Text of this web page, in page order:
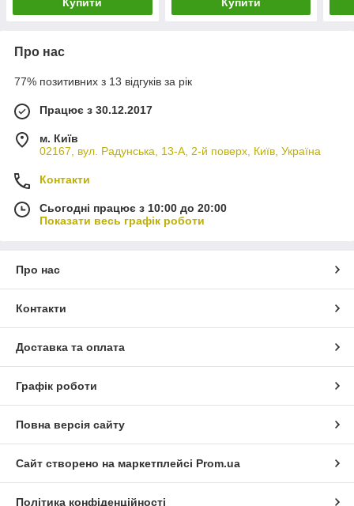
Купити Купити
Про нас
77% позитивних з 13 відгуків за рік
Працює з 30.12.2017
м. Київ
02167, вул. Радунська, 13-А, 2-й поверх, Київ, Україна
Контакти
Сьогодні працює з 10:00 до 20:00
Показати весь графік роботи
Про нас
Контакти
Доставка та оплата
Графік роботи
Повна версія сайту
Сайт створено на маркетплейсі Prom.ua
Політика конфіденційності